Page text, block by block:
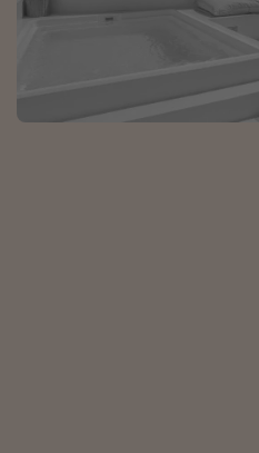
Grecja
Albania